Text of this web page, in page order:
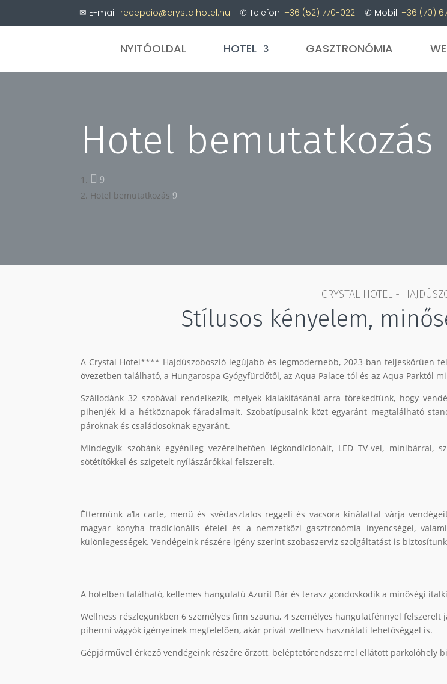
✉ E-mail: recepcio@crystalhotel.hu ✆ Telefon: +36 (52) 770-022 ✆ Mobil: +36 (70)
NYITÓOLDAL HOTEL GASZTRONÓMIA
Hotel bemutatkozás

Hotel bemutatkozás
CRYSTAL HOTEL -
Stílusos kényelem,
A Crystal Hotel**** Hajdúszoboszló legújabb és legmodernebb, 2023-ban teljeskörűen
övezetben található, a Hungarospa Gyógyfürdőtől, az Aqua Palace-tól és az Aqua Parktól
Szállodánk 32 szobával rendelkezik, melyek kialakításánál arra törekedtünk, hogy
pihenjék ki a hétköznapok fáradalmait. Szobatípusaink közt egyaránt megtalálható
pároknak és családosoknak egyaránt.
Mindegyik szobánk egyénileg vezérelhetően légkondícionált, LED TV-vel, minibárral,
sötétítőkkel és szigetelt nyílászárókkal felszerelt.
Éttermünk a’la carte, menü és svédasztalos reggeli és vacsora kínálattal várja
magyar konyha tradicionális ételei és a nemzetközi gasztronómia ínyencségei,
különlegességek. Vendégeink részére igény szerint szobaszerviz szolgáltatást is
A hotelben található, kellemes hangulatú Azurit Bár és terasz gondoskodik a minőségi
Wellness részlegünkben 6 személyes finn szauna, 4 személyes hangulatfénnyel
pihenni vágyók igényeinek megfelelően, akár privát wellness használati lehetőséggel is.
Gépjárművel érkező vendégeink részére őrzött, beléptetőrendszerrel ellátott parkolóhely